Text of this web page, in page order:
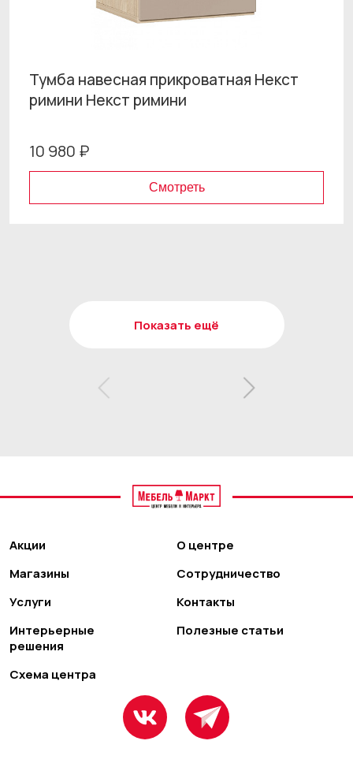
Тумба навесная прикроватная Некст
римини Некст римини
10 980 ₽
Смотреть
Показать ещё
Акции
Магазины
Услуги
Интерьерные
решения
Схема центра
О центре
Сотрудничество
Контакты
Полезные статьи